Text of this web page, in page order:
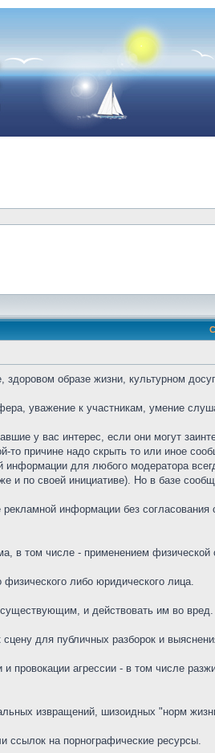
образе жизни, культурном
уважение к участникам, умение
у вас интерес, если они могут
то причине надо скрыть то или иное
для любого модератора
и по своей инициативе). Но в базе
информации без
в том числе - применением физической
либо юридического лица.
и действовать им во вред.
для публичных разборок и
провокации агрессии - в том числе
извращений, шизоидных "норм
ссылок на порнографические ресурсы.